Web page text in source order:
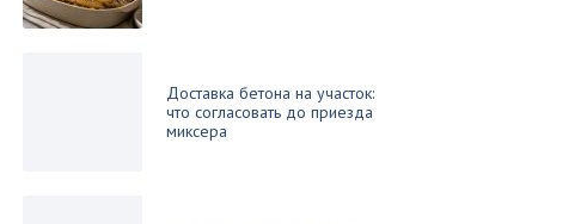
Доставка бетона на участок:
что согласовать до приезда
миксера